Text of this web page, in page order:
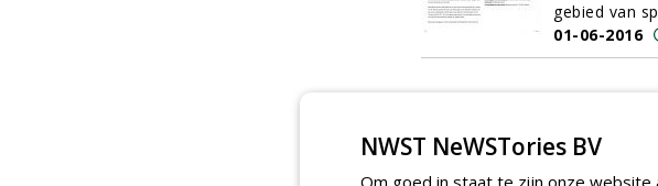
gebied van
01-06-2016
NWST NeWSTories BV
Om goed in staat te zijn onze website